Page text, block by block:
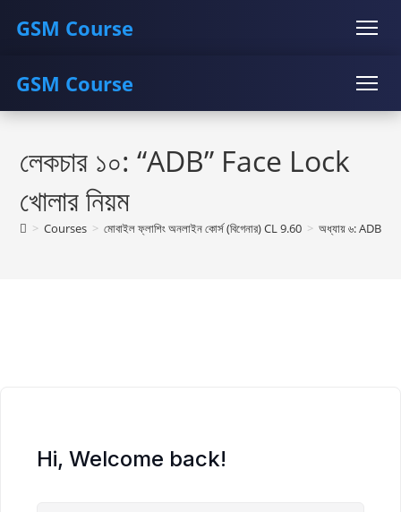
GSM Course
COURSE GU SERVER STUDENT REGISTRATION
GSM Course
Skip
contentলেকচার ১০: “ADB” Face Lock
খোলার নিয়ম
> Courses > মোবাইল ফ্লাশিং অনলাইন কোর্স (বিগেনার) CL 9.60 > অধ্যায় ৬: ADB
Hi, Welcome back!